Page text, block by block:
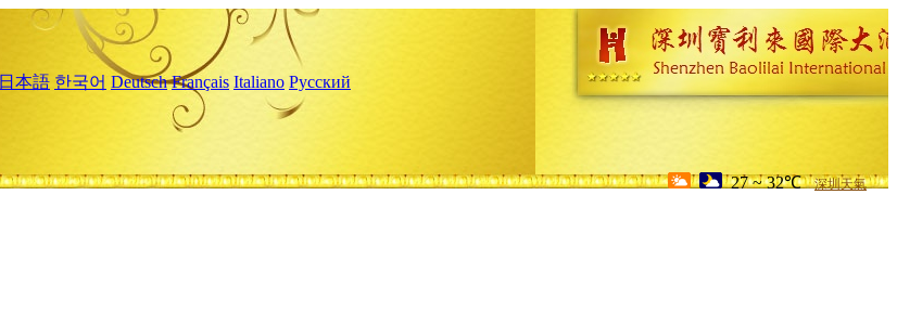
日本語 한국어 Deutsch Français Italiano Русский
27 ~ 32℃ 深圳天氣